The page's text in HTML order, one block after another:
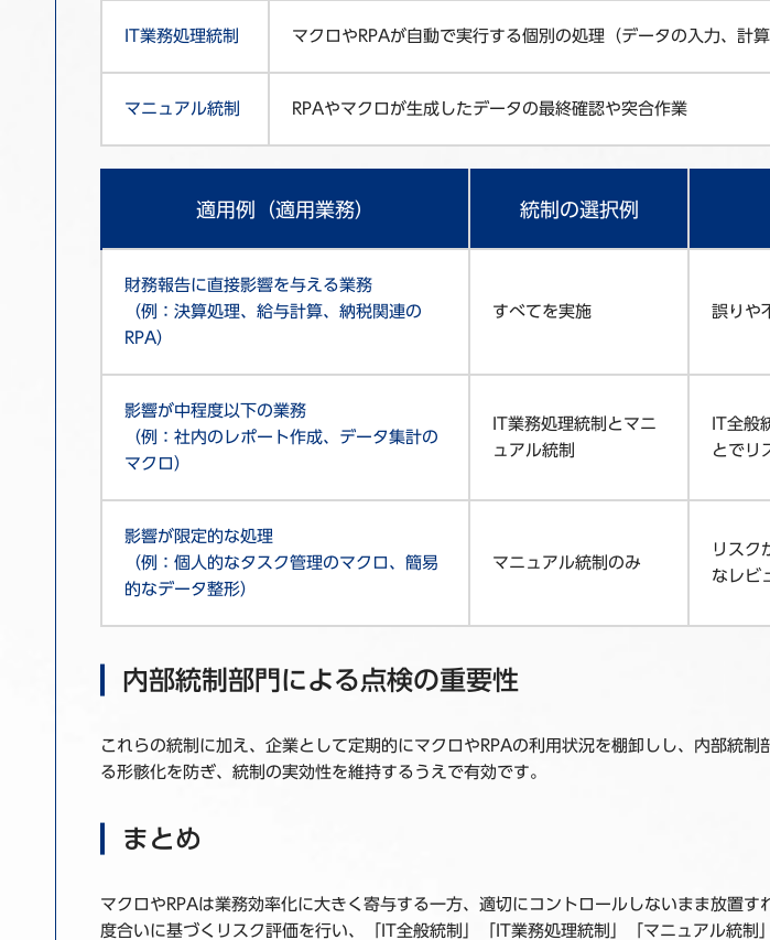
IT業務処理統制 マクロやRPAが自動で実行する個別の処理（データの入力、計算
マニュアル統制 RPAやマクロが生成したデータの最終確認や突合作業
適用例（適用業務） 統制の選択例
財務報告に直接影響を与える業務
（例：決算処理、給与計算、納税関連の
RPA）
すべてを実施 誤りや
影響が中程度以下の業務
（例：社内のレポート作成、データ集計の
マクロ）
IT業務処理統制とマニ
ュアル統制
IT全般
とでリ
影響が限定的な処理
（例：個人的なタスク管理のマクロ、簡易
的なデータ整形）
マニュアル統制のみ
リスク
なレビ
内部統制部門による点検の重要性
これらの統制に加え、企業として定期的にマクロやRPAの利用状況を棚卸しし、内部統
る形骸化を防ぎ、統制の実効性を維持するうえで有効です。
まとめ
マクロやRPAは業務効率化に大きく寄与する一方、適切にコントロールしないまま放置
度合いに基づくリスク評価を行い、「IT全般統制」「IT業務処理統制」「マニュアル統